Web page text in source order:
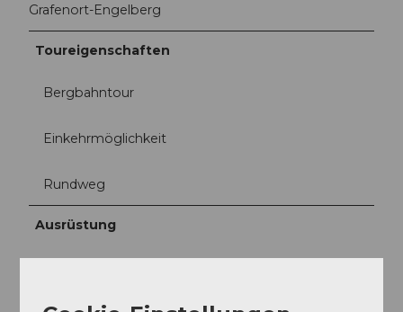
Grafenort-Engelberg
Toureigenschaften
Bergbahntour
Einkehrmöglichkeit
Rundweg
Ausrüstung
Kaufen. Auch für Reparaturen und Ersatzteile lohnt